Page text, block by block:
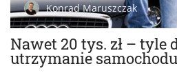
Nawet 20 tys. zł – tyle
utrzymanie samochodu
Konrad Maruszczak